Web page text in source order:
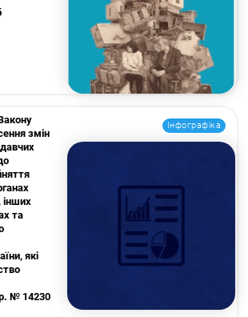
Інфографіка
змін
інших
та
які
№ 14230